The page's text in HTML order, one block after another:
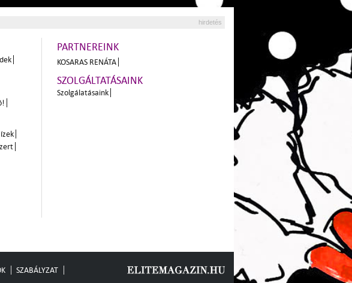
hirdetés
PARTNEREINK
KOSARAS RENÁTA
SZOLGÁLTATÁSAINK
Szolgálatásaink
SZABÁLYZAT